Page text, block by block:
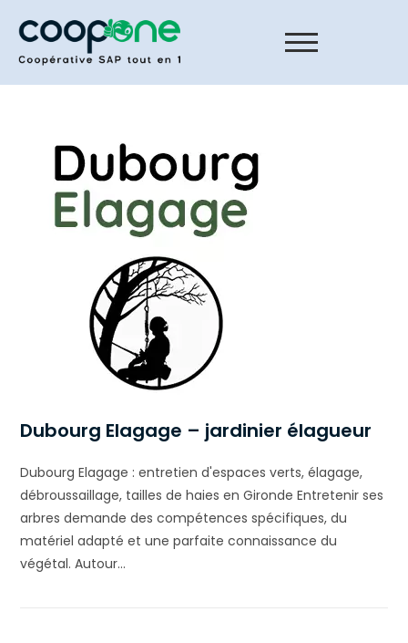
Dubourg Elagage – jardinier élagueur
Dubourg Elagage : entretien d'espaces verts, élagage,
débroussaillage, tailles de haies en Gironde Entretenir ses
arbres demande des compétences spécifiques, du
matériel adapté et une parfaite connaissance du
végétal. Autour…